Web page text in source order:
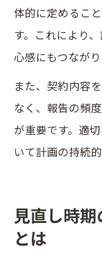
体的に定めるこ
す。これにより
心感にもつながり
また、契約内容
なく、報告の頻
が重要です。適
いて計画の持続
見直し時
とは